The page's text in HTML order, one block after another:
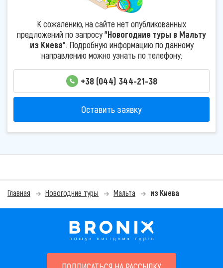
К сожалению, на сайте нет опубликованных
предложений по запросу"Новогодние туры в Мальту
из Киева". Подробную информацию по данному
направлению можно узнать по телефону:
+38 (044) 344-21-38
Оставить заявку
Главная Новогодние туры Мальта из Киева